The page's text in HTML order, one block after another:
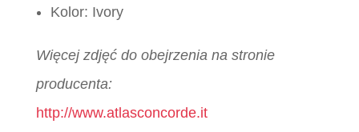
Kolor: Ivory
Więcej zdjęć do obejrzenia na stronie
producenta:
http://www.atlasconcorde.it